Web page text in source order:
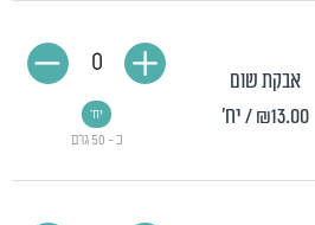
אבקת שום
₪13.00/ יח'
כ - 50 גרם
יח'
0